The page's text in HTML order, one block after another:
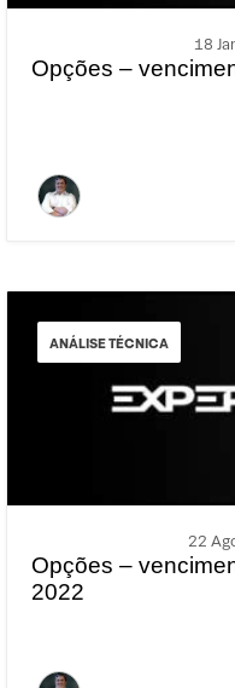
18
Opções –
ANÁLISE TÉCNICA
22
Opções –
2022